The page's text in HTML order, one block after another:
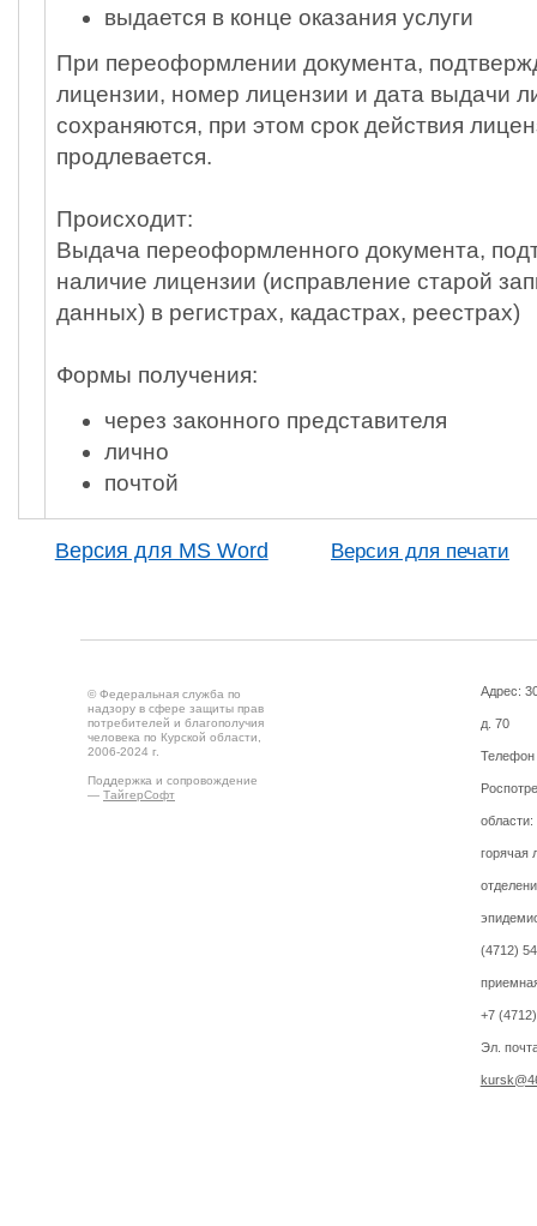
выдается в конце оказания услуги
При переоформлении документа,
лицензии, номер лицензии и дата выдачи
сохраняются, при этом срок действия
продлевается.
Происходит:
Выдача переоформленного документа,
наличие лицензии (исправление старой
данных) в регистрах, кадастрах, реестрах)
Формы получения:
через законного представителя
лично
почтой
Версия для MS Word Версия для печати
© Федеральная служба по
надзору в сфере защиты прав
потребителей и благополучия
человека по Курской области,
2006-2024 г.
Поддержка и сопровождение
— ТайгерСофт
Адрес:
д. 70
Телефон
области:
горячая
(4712)
+7
Эл.